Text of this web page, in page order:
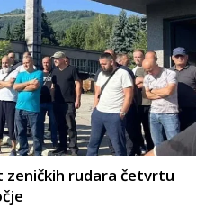
zeničkih rudara četvrtu